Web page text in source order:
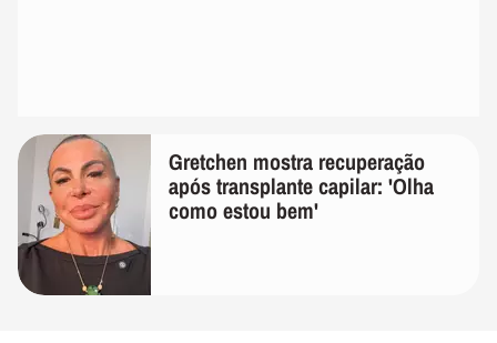
Gretchen mostra recuperação
após transplante capilar: 'Olha
como estou bem'